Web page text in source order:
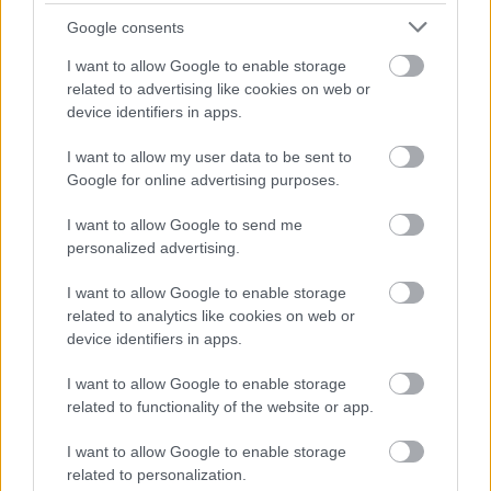
Google consents
I want to allow Google to enable storage
related to advertising like cookies on web or
device identifiers in apps.
I want to allow my user data to be sent to
Google for online advertising purposes.
I want to allow Google to send me
personalized advertising.
I want to allow Google to enable storage
related to analytics like cookies on web or
device identifiers in apps.
I want to allow Google to enable storage
related to functionality of the website or app.
I want to allow Google to enable storage
related to personalization.
hogy a viharba ne... - avagy Grillezett
fokhagymával és bazsalikommal